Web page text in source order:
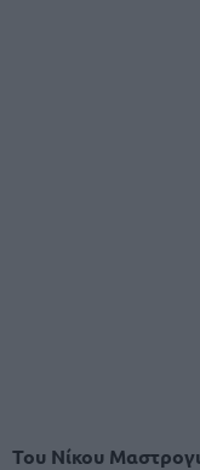
Του Νίκου